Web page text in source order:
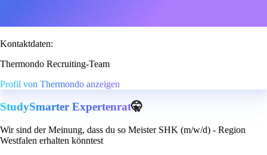
Kontaktdaten:
Thermondo Recruiting-Team
Profil von Thermondo anzeigen
StudySmarter Expertenrat🤫
Wir sind der Meinung, dass du so Meister SHK (m/w/d) - Region
Westfalen erhalten könntest